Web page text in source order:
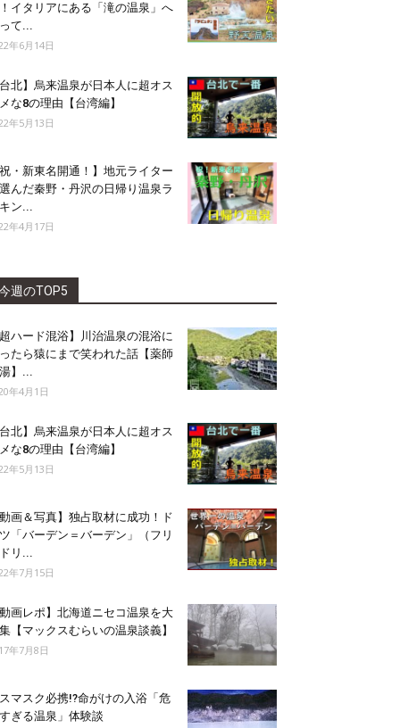
イタリアにある「滝の温泉」へ
て...
年6月14日
台北】烏来温泉が日本人に超オス
な8の理由【台湾編】
年5月13日
祝・新東名開通！】地元ライター
んだ秦野・丹沢の日帰り温泉ラ
ン...
年4月17日
週のTOP5
超ハード混浴】川治温泉の混浴に
たら猿にまで笑われた話【薬師
】...
年4月1日
台北】烏来温泉が日本人に超オス
な8の理由【台湾編】
年5月13日
動画＆写真】独占取材に成功！ド
「バーデン＝バーデン」（フリ
リ...
年7月15日
動画レポ】北海道ニセコ温泉を大
【マックスむらいの温泉談義】
年7月8日
マスク必携!?命がけの入浴「危
ぎる温泉」体験談